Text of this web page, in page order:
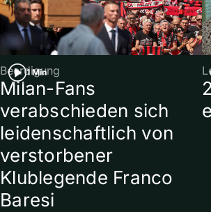
1 Min
Beerdigung
Milan-Fans
verabschieden sich
leidenschaftlich von
verstorbener
Klublegende Franco
Baresi